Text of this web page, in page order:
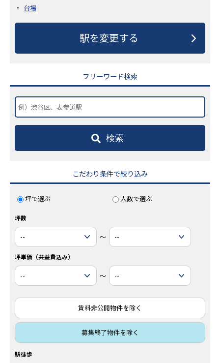
台場
駅を変更する
フリーワード検索
検索
こだわり条件で絞り込み
坪で選ぶ 人数で選ぶ
坪数
～
坪単価（共益費込み）
～
賃料非公開物件を除く
募集終了物件を除く
駅徒歩